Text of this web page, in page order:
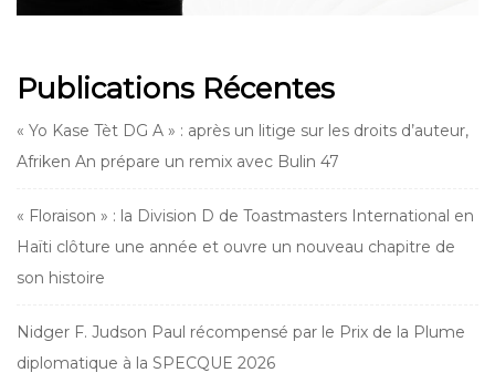
Publications Récentes
« Yo Kase Tèt DG A » : après un litige sur les droits d’auteur,
Afriken An prépare un remix avec Bulin 47
« Floraison » : la Division D de Toastmasters International en
Haïti clôture une année et ouvre un nouveau chapitre de
son histoire
Nidger F. Judson Paul récompensé par le Prix de la Plume
diplomatique à la SPECQUE 2026